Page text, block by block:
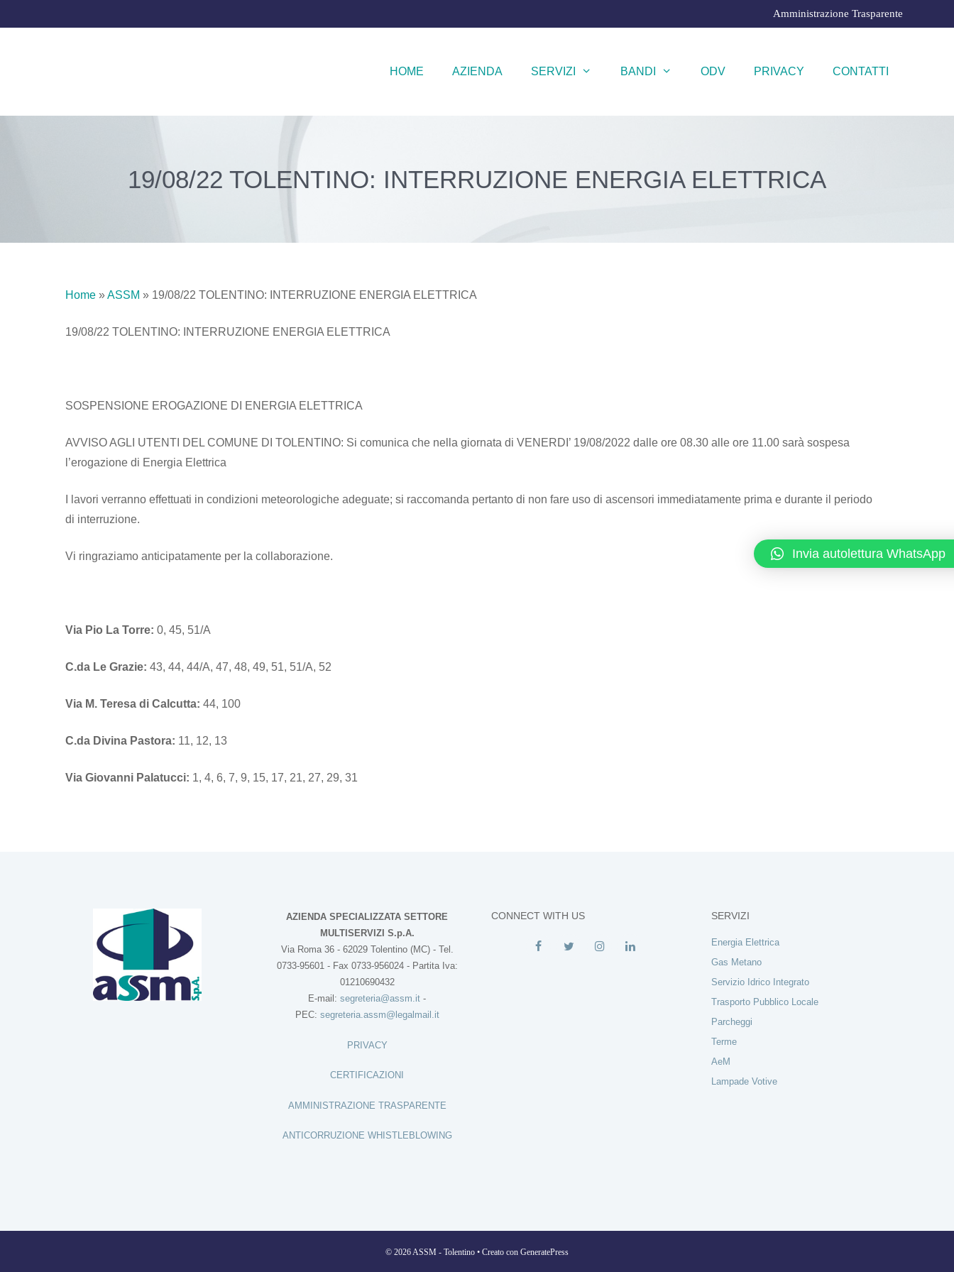
Amministrazione Trasparente
HOME AZIENDA SERVIZI BANDI ODV PRIVACY CONTATTI
19/08/22 TOLENTINO: INTERRUZIONE ENERGIA ELETTRICA
Home »ASSM » 19/08/22 TOLENTINO: INTERRUZIONE ENERGIA ELETTRICA
19/08/22 TOLENTINO: INTERRUZIONE ENERGIA ELETTRICA
SOSPENSIONE EROGAZIONE DI ENERGIA ELETTRICA
AVVISO AGLI UTENTI DEL COMUNE DI TOLENTINO: Si comunica che nella giornata di VENERDI’ 19/08/2022 dalle ore 08.30 alle ore 11.00 sarà sospesa
l’erogazione di Energia Elettrica
I lavori verranno effettuati in condizioni meteorologiche adeguate; si raccomanda pertanto di non fare uso di ascensori immediatamente prima e durante il periodo
di interruzione.
Vi ringraziamo anticipatamente per la collaborazione.
Via Pio La Torre: 0, 45, 51/A
C.da Le Grazie: 43, 44, 44/A, 47, 48, 49, 51, 51/A, 52
Via M. Teresa di Calcutta: 44, 100
C.da Divina Pastora: 11, 12, 13
Via Giovanni Palatucci: 1, 4, 6, 7, 9, 15, 17, 21, 27, 29, 31
AZIENDA SPECIALIZZATA SETTORE
MULTISERVIZI S.p.A.
Via Roma 36 - 62029 Tolentino (MC) - Tel.
0733-95601 - Fax 0733-956024 - Partita Iva:
01210690432
E-mail: segreteria@assm.it -
PEC: segreteria.assm@legalmail.it
PRIVACY
CERTIFICAZIONI
AMMINISTRAZIONE TRASPARENTE
ANTICORRUZIONE WHISTLEBLOWING
CONNECT WITH US SERVIZI
Energia Elettrica
Gas Metano
Servizio Idrico Integrato
Trasporto Pubblico Locale
Parcheggi
Terme
AeM
Lampade Votive
© 2026 ASSM - Tolentino • Creato con GeneratePress
Invia autolettura WhatsApp